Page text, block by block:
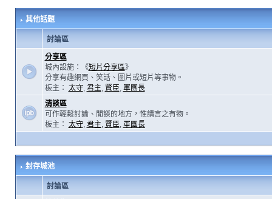
其他話題
討論區
分享區
城內設施：《短片分享區》
分享有趣網頁、笑話、圖片或短片等事物。
板主： 太守, 君主, 賢臣, 軍團長
清談區
可作輕鬆討論、閒談的地方，惟請言之有物。
板主： 太守, 君主, 賢臣, 軍團長
封存城池
討論區